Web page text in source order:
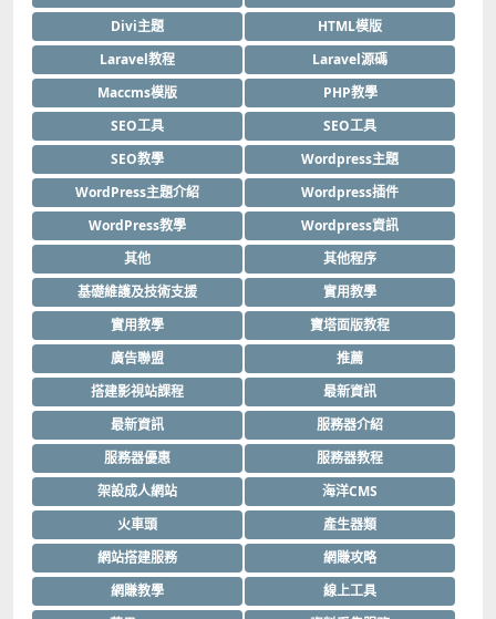
Divi主題
HTML模版
Laravel教程
Laravel源碼
Maccms模版
PHP教學
SEO工具
SEO工具
SEO教學
Wordpress主題
WordPress主題介紹
Wordpress插件
WordPress教學
Wordpress資訊
其他
其他程序
基礎維護及技術支援
實用教學
實用教學
寶塔面版教程
廣告聯盟
推薦
搭建影視站課程
最新資訊
最新資訊
服務器介紹
服務器優惠
服務器教程
架設成人網站
海洋CMS
火車頭
產生器類
網站搭建服務
網賺攻略
網賺教學
線上工具